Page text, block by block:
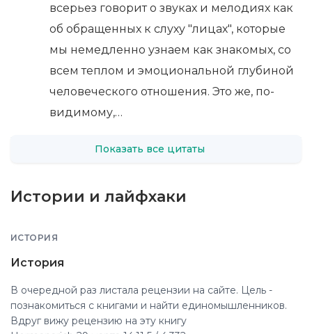
всерьез говорит о звуках и мелодиях как
об обращенных к слуху "лицах", которые
мы немедленно узнаем как знакомых, со
всем теплом и эмоциональной глубиной
человеческого отношения. Это же, по-
видимому,…
Показать все цитаты
Истории и лайфхаки
ИСТОРИЯ
История
В очередной раз листала рецензии на сайте. Цель -
познакомиться с книгами и найти единомышленников.
Вдруг вижу рецензию на эту книгу